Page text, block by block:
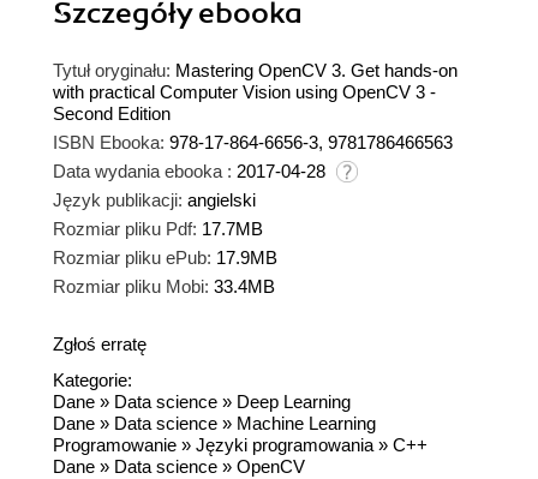
Szczegółyebooka
Tytuł oryginału: Mastering OpenCV 3. Get hands-on
with practical Computer Vision using OpenCV 3 -
Second Edition
ISBN Ebooka: 978-17-864-6656-3, 9781786466563
Data wydania ebooka : 2017-04-28
Język publikacji: angielski
Rozmiar pliku Pdf: 17.7MB
Rozmiar pliku ePub: 17.9MB
Rozmiar pliku Mobi: 33.4MB
Zgłoś erratę
Kategorie:
Dane » Data science » Deep Learning
Dane » Data science » Machine Learning
Programowanie » Języki programowania » C++
Dane » Data science » OpenCV